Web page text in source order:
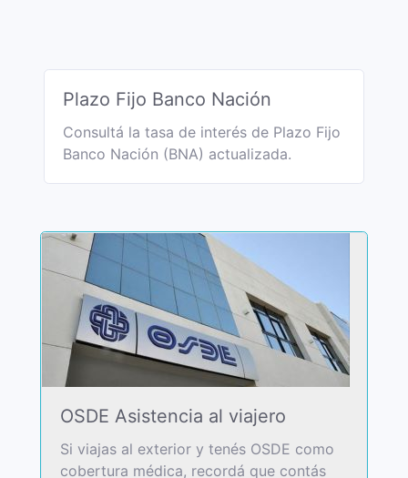
Plazo Fijo Banco Nación
Consultá la tasa de interés de Plazo Fijo
Banco Nación (BNA) actualizada.
OSDE Asistencia al viajero
Si viajas al exterior y tenés OSDE como
cobertura médica, recordá que contás